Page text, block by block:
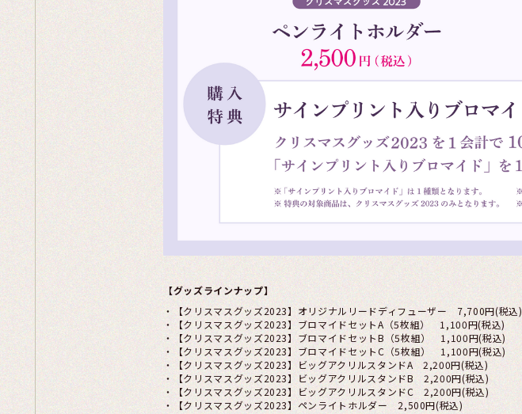
【グッズラインナップ】
・【クリスマスグッズ2023】オリジナルリードディフューザー 7,700円(税込)
・【クリスマスグッズ2023】ブロマイドセットA（5枚組） 1,100円(税込)
・【クリスマスグッズ2023】ブロマイドセットB（5枚組） 1,100円(税込)
・【クリスマスグッズ2023】ブロマイドセットC（5枚組） 1,100円(税込)
・【クリスマスグッズ2023】ビッグアクリルスタンドA 2,200円(税込)
・【クリスマスグッズ2023】ビッグアクリルスタンドB 2,200円(税込)
・【クリスマスグッズ2023】ビッグアクリルスタンドC 2,200円(税込)
・【クリスマスグッズ2023】ペンライトホルダー 2,500円(税込)